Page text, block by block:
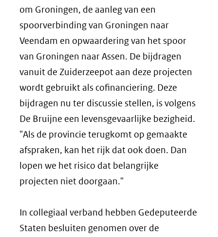
om Groningen, de aanleg van een
spoorverbinding van Groningen naar
Veendam en opwaardering van het spoor
van Groningen naar Assen. De bijdragen
vanuit de Zuiderzeepot aan deze projecten
wordt gebruikt als cofinanciering. Deze
bijdragen nu ter discussie stellen, is volgens
De Bruijne een levensgevaarlijke bezigheid.
"Als de provincie terugkomt op gemaakte
afspraken, kan het rijk dat ook doen. Dan
lopen we het risico dat belangrijke
projecten niet doorgaan."
In collegiaal verband hebben Gedeputeerde
Staten besluiten genomen over de